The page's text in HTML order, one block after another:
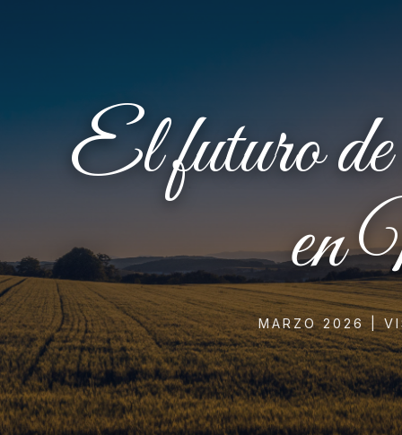
El futuro de
en
MARZO 2026 |